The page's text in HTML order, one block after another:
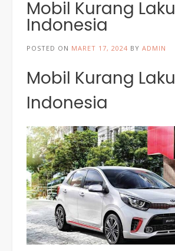
Mobil Kurang Laku
Indonesia
POSTED ON MARET 17, 2024 BY ADMIN
Mobil Kurang Laku
Indonesia